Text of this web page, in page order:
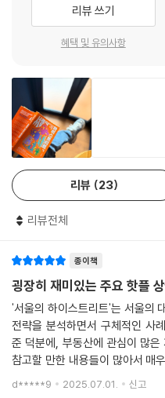
상징적 앵커, 디올 성수가 대표하
랫폼계의 공룡이 된 무신사의 오
어가 된 팝업 문화가 성수의 놀라
오늘날 상업 생태계에서 브랜드
실현된다. 리테일 산업에서 브랜
을 여는 행위는 단순한 입지 선정
장 내 전략적 좌표를 나타내는 중
든, 서울 노른자 땅에 있든 인적 드
를 연결하는 플랫폼이다.
---「6장 등용문」중에서
적으로 뒤바꾼 ‘팬데믹’, 하이스
(layer)’, 신생 브랜드의 인큐베
인장이 된 하이스트리트의 ‘등용
리트의 특징에 대해 살펴본다.
인구 1,000만을 바라보는 메가시
이스트리트를 관통하는 소비 패턴
글로벌 시장의 미래가 보일 것이다.
“지금, 도시를 관통하는 소비 패턴
새로운 자본의 흐름을 읽어라”
Z세대가 선호하는 브랜드 애플은
까? 럭셔리의 대명사 디올은 백화
거리의 랜드마크가 되는 브랜드
권이 가진 매력이 어떻게 브랜드
일 시장을 이해하기 쉬워진다. 리
건물에 입점시키고, 건물을 리모
리고, 크게는 디타워 같은 대형
다. 상권 생태계를 해석하는 저자
브랜드 전략은 한 차원 더 업그레
투자자, 개발자, 랜드로드, 테넌
의 각기 다른 특성과 매력을 탐구
테일 시장을 이해하기 위한 필독
K컬처의 부상과 함께 한국 브랜
서울 6대 상권의 현재를 생생하
- 김지훈 (에이유브랜즈(AU
인텔리젠시아커피와 푸글렌은 왜
을까? 디올은 왜 성수로 갔으며,
대에 냈을까? 서울의 주요 상권을
트’로 구분하고, 이들이 저마다
은 단순한 입지 분석을 넘어 상권
리뷰 쓰기
혜택 및 유의사항
리뷰 23
리뷰전체
종이책
굉장히 재미있는 주요 핫플
'서울의 하이스트리트'는 서울의
전략을 분석하면서 구체적인 사
준 덕분에, 부동산에 관심이 많은
참고할 만한 내용들이 많아서 매
어, '명동'은 글로벌 브랜드 플래
d*****9 2025.07.01. 신고